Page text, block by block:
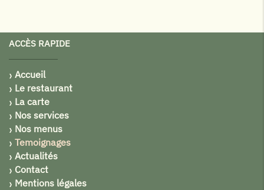
ACCÈS RAPIDE
Accueil
Le restaurant
La carte
Nos services
Nos menus
Temoignages
Actualités
Contact
Mentions légales